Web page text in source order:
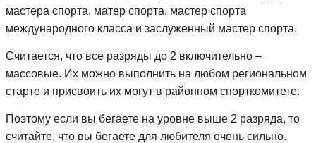
мастера спорта, матер спорта, мастер спорта
международного класса и заслуженный мастер спорта.
Считается, что все разряды до 2 включительно –
массовые. Их можно выполнить на любом региональном
старте и присвоить их могут в районном спорткомитете.
Поэтому если вы бегаете на уровне выше 2 разряда, то
считайте, что вы бегаете для любителя очень сильно.